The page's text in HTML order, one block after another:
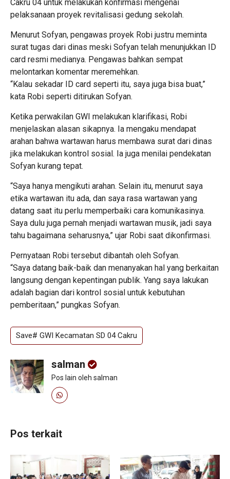
Cakru 04 untuk melakukan konfirmasi mengenai
pelaksanaan proyek revitalisasi gedung sekolah.
Menurut Sofyan, pengawas proyek Robi justru meminta
surat tugas dari dinas meski Sofyan telah menunjukkan ID
card resmi medianya. Pengawas bahkan sempat
melontarkan komentar meremehkan.
“Kalau sekadar ID card seperti itu, saya juga bisa buat,”
kata Robi seperti ditirukan Sofyan.
Ketika perwakilan GWI melakukan klarifikasi, Robi
menjelaskan alasan sikapnya. Ia mengaku mendapat
arahan bahwa wartawan harus membawa surat dari dinas
jika melakukan kontrol sosial. Ia juga menilai pendekatan
Sofyan kurang tepat.
“Saya hanya mengikuti arahan. Selain itu, menurut saya
etika wartawan itu ada, dan saya rasa wartawan yang
datang saat itu perlu memperbaiki cara komunikasinya.
Saya dulu juga pernah menjadi wartawan musik, jadi saya
tahu bagaimana seharusnya,” ujar Robi saat dikonfirmasi.
Pernyataan Robi tersebut dibantah oleh Sofyan.
“Saya datang baik-baik dan menanyakan hal yang berkaitan
langsung dengan kepentingan publik. Yang saya lakukan
adalah bagian dari kontrol sosial untuk kebutuhan
pemberitaan,” pungkas Sofyan.
Save# GWI Kecamatan SD 04 Cakru
salman
Pos lain oleh salman
Pos terkait